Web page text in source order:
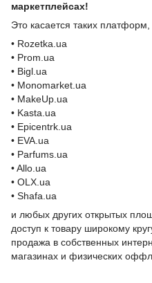
маркетплейсах!
Это касается таких платформ,
• Rozetka.ua
• Prom.ua
• Bigl.ua
• Monomarket.ua
• MakeUp.ua
• Kasta.ua
• Epicentrk.ua
• EVA.ua
• Parfums.ua
• Allo.ua
• OLX.ua
• Shafa.ua
и любых других открытых
доступ к товару широкому
продажа в собственных
магазинах и физических